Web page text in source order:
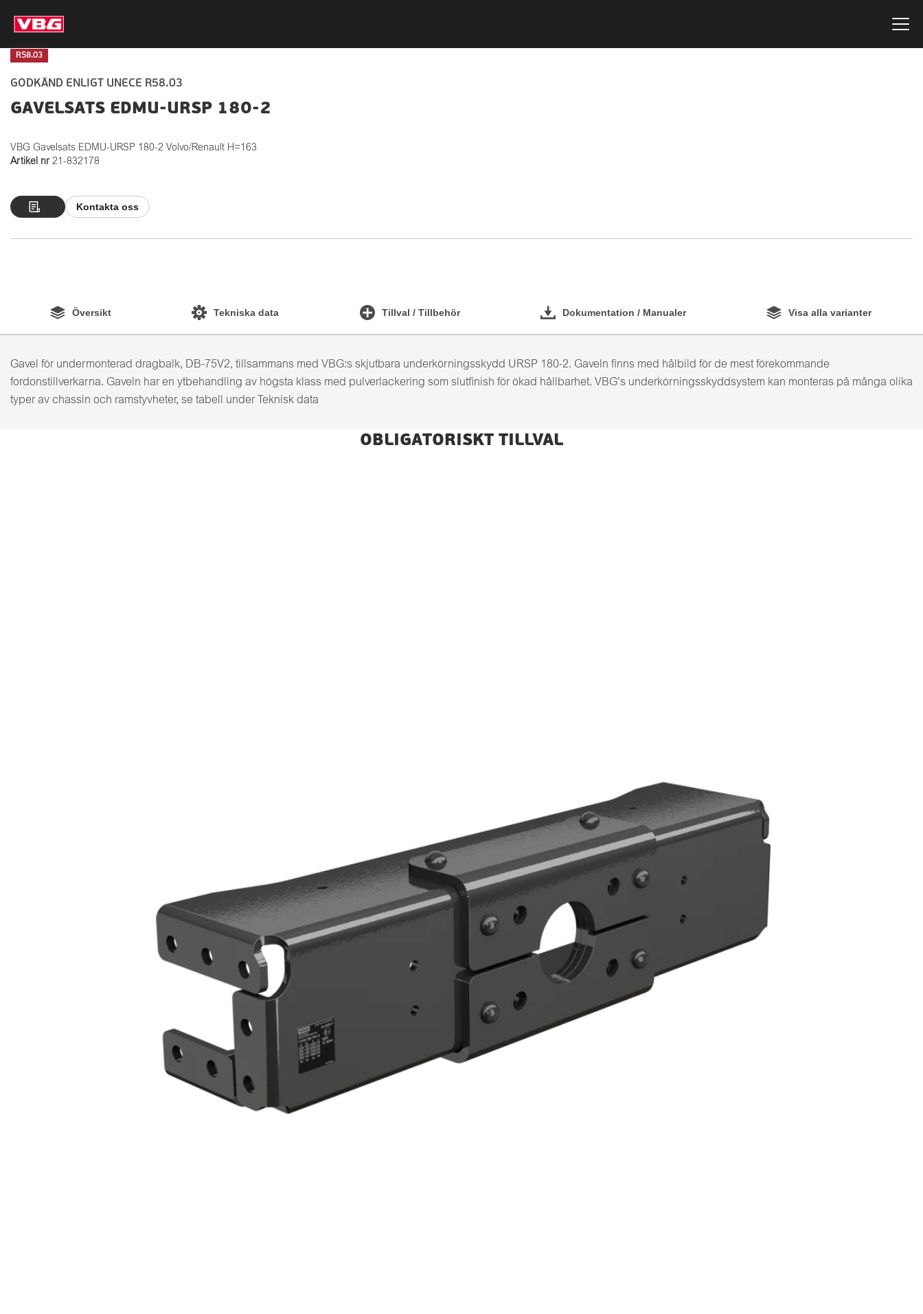
R58.03
GODKÄND ENLIGT UNECE R58.03
GAVELSATS EDMU-URSP 180-2
VBG Gavelsats EDMU-URSP 180-2 Volvo/Renault H=163
Artikel nr 21-832178
Kontakta oss
Översikt Tekniska data Tillval / Tillbehör Dokumentation / Manualer Visa alla varianter
Gavel för undermonterad dragbalk, DB-75V2, tillsammans med VBG:s skjutbara underkörningsskydd URSP 180-2. Gaveln finns med hålbild för de mest förekommande
fordonstillverkarna. Gaveln har en ytbehandling av högsta klass med pulverlackering som slutfinish för ökad hållbarhet. VBG’s underkörningsskyddsystem kan monteras på många olika
typer av chassin och ramstyvheter, se tabell under Teknisk data
OBLIGATORISKT TILLVAL